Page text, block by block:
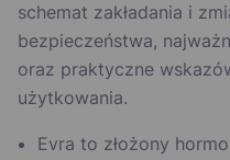
schemat zakładania i
bezpieczeństwa,
oraz praktyczne
użytkowania.
Evra to złożony